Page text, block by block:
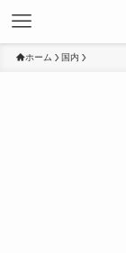
ホーム 国内